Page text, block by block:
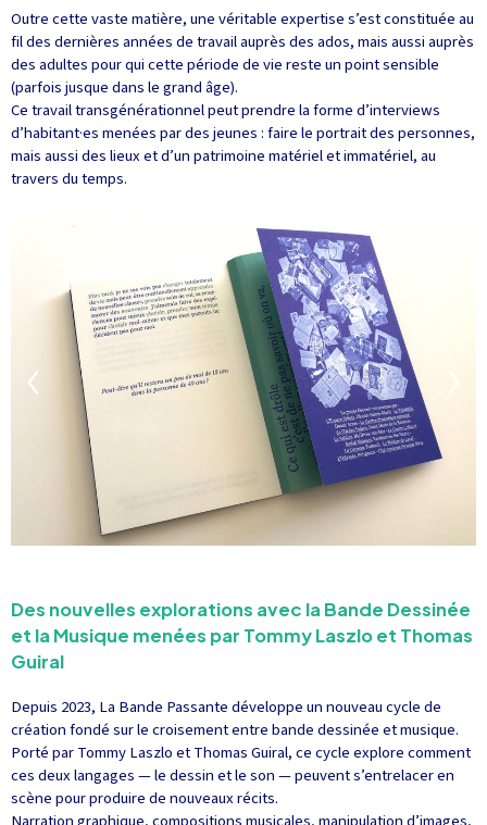
Outre cette vaste matière, une véritable expertise s’est constituée au
fil des dernières années de travail auprès des ados, mais aussi auprès
des adultes pour qui cette période de vie reste un point sensible
(parfois jusque dans le grand âge).
Ce travail transgénérationnel peut prendre la forme d’interviews
d’habitant·es menées par des jeunes : faire le portrait des personnes,
mais aussi des lieux et d’un patrimoine matériel et immatériel, au
travers du temps.
Des nouvelles explorations avec la Bande Dessinée
et la Musique menées par Tommy Laszlo et Thomas
Guiral
Depuis 2023, La Bande Passante développe un nouveau cycle de
création fondé sur le croisement entre bande dessinée et musique.
Porté par Tommy Laszlo et Thomas Guiral, ce cycle explore comment
ces deux langages — le dessin et le son — peuvent s’entrelacer en
scène pour produire de nouveaux récits.